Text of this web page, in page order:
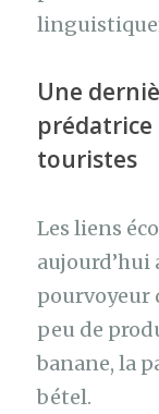
Une
prédatrice
touristes
Les liens
aujourd’hui
pourvoyeur
peu de
banane, la
bétel.